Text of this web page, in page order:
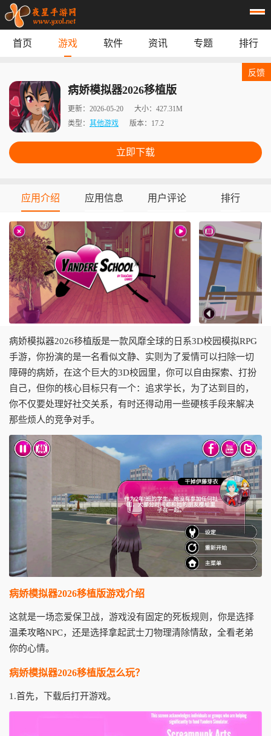
专题 榜单
首页 游戏 软件 资讯 专题 排行
病娇模拟器2026移植版
更新： 2026-05-20 大小： 427.31M
类型： 其他游戏 版本： 17.2
立即下载
反馈
应用介绍 应用信息 用户评论 排行
病娇模拟器2026移植版是一款风靡全球的日系3D校园模拟RPG
手游，你扮演的是一名看似文静、实则为了爱情可以扫除一切
障碍的病娇，在这个巨大的3D校园里，你可以自由探索、打扮
自己，但你的核心目标只有一个：追求学长，为了达到目的，
你不仅要处理好社交关系，有时还得动用一些硬核手段来解决
那些烦人的竞争对手。
病娇模拟器2026移植版游戏介绍
这就是一场恋爱保卫战，游戏没有固定的死板规则，你是选择
温柔攻略NPC，还是选择拿起武士刀物理清除情敌，全看老弟
你的心情。
病娇模拟器2026移植版怎么玩？
1.首先，下载后打开游戏。